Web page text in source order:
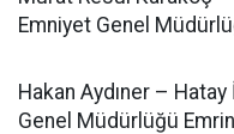
Emniyet Genel
Hakan Aydıner –
Genel Müdürlüğü